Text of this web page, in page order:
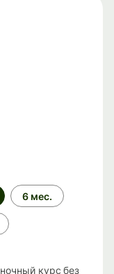
6 мес.
курс без